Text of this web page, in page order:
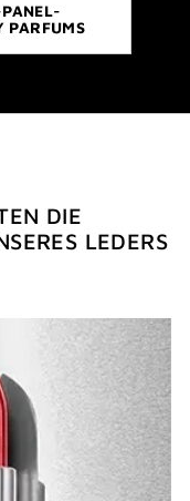
PANEL-
PARFUMS
DIE
LEDERS